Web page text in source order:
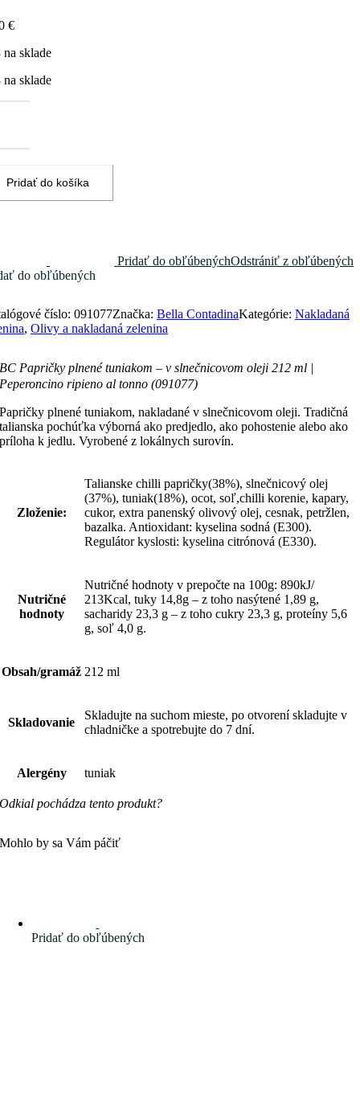
€
na sklade
na sklade
Pridať do košíka
Pridať do obľúbenýchOdstrániť z obľúbených
do obľúbených
číslo: 091077Značka: Bella ContadinaKategórie: Nakladaná
, Olivy a nakladaná zelenina
BC Papričky plnené tuniakom – v slnečnicovom oleji 212 ml |
Peperoncino ripieno al tonno (091077)
Papričky plnené tuniakom, nakladané v slnečnicovom oleji. Tradičná
talianska pochúťka výborná ako predjedlo, ako pohostenie alebo ako
príloha k jedlu. Vyrobené z lokálnych surovín.
Zloženie:
Talianske chilli papričky(38%), slnečnicový olej
(37%), tuniak(18%), ocot, soľ,chilli korenie, kapary,
cukor, extra panenský olivový olej, cesnak, petržlen,
bazalka. Antioxidant: kyselina sodná (E300).
Regulátor kyslosti: kyselina citrónová (E330).
Nutričné
hodnoty
Nutričné hodnoty v prepočte na 100g: 890kJ/
213Kcal, tuky 14,8g – z toho nasýtené 1,89 g,
sacharidy 23,3 g – z toho cukry 23,3 g, proteíny 5,6
g, soľ 4,0 g.
Obsah/gramáž 212 ml
Skladovanie
Skladujte na suchom mieste, po otvorení skladujte v
chladničke a spotrebujte do 7 dní.
Alergény tuniak
Odkial pochádza tento produkt?
Mohlo by sa Vám páčiť
Pridať do obľúbených